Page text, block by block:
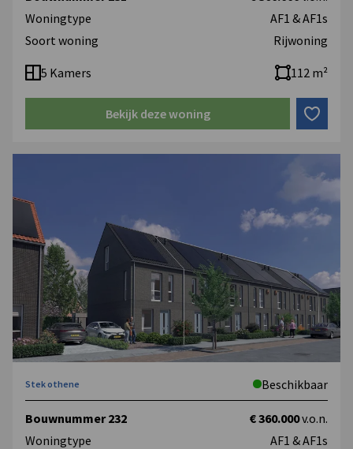
Woningtype
AF1 & AF1s
Soort woning
Rijwoning
5 Kamers 112 m²
Bekijk deze woning
Stek othene Beschikbaar
Bouwnummer 232 € 360.000v.o.n.
Woningtype
AF1 & AF1s